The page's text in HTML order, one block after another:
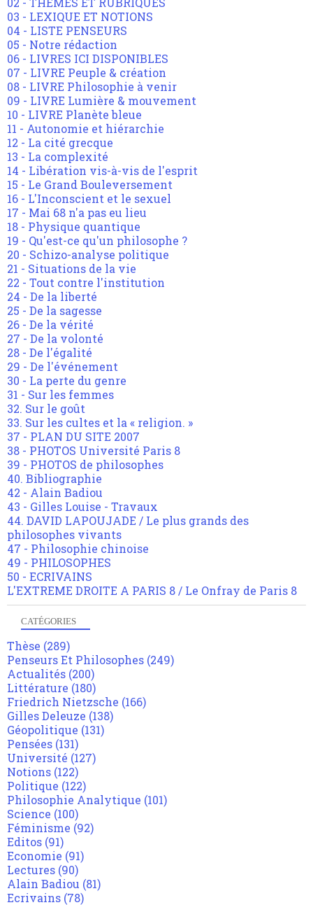
03 - LEXIQUE ET NOTIONS
04 - LISTE PENSEURS
05 - Notre rédaction
06 - LIVRES ICI DISPONIBLES
07 - LIVRE Peuple & création
08 - LIVRE Philosophie à venir
09 - LIVRE Lumière & mouvement
10 - LIVRE Planète bleue
11 - Autonomie et hiérarchie
12 - La cité grecque
13 - La complexité
14 - Libération vis-à-vis de l'esprit
15 - Le Grand Bouleversement
16 - L'Inconscient et le sexuel
17 - Mai 68 n'a pas eu lieu
18 - Physique quantique
19 - Qu'est-ce qu'un philosophe ?
20 - Schizo-analyse politique
21 - Situations de la vie
22 - Tout contre l'institution
24 - De la liberté
25 - De la sagesse
26 - De la vérité
27 - De la volonté
28 - De l'égalité
29 - De l'événement
30 - La perte du genre
31 - Sur les femmes
32. Sur le goût
33. Sur les cultes et la « religion. »
37 - PLAN DU SITE 2007
38 - PHOTOS Université Paris 8
39 - PHOTOS de philosophes
40. Bibliographie
42 - Alain Badiou
43 - Gilles Louise - Travaux
44. DAVID LAPOUJADE / Le plus grands des
philosophes vivants
47 - Philosophie chinoise
49 - PHILOSOPHES
50 - ECRIVAINS
L'EXTREME DROITE A PARIS 8 / Le Onfray de Paris 8
CATÉGORIES
Thèse (289)
Penseurs Et Philosophes (249)
Actualités (200)
Littérature (180)
Friedrich Nietzsche (166)
Gilles Deleuze (138)
Géopolitique (131)
Pensées (131)
Université (127)
Notions (122)
Politique (122)
Philosophie Analytique (101)
Science (100)
Féminisme (92)
Editos (91)
Economie (91)
Lectures (90)
Alain Badiou (81)
Ecrivains (78)